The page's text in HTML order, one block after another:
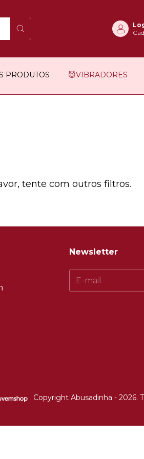
PRODUTOS 😈VIBRADORES
tente com outros filtros.
Newsletter
Copyright Abusadinha - 2026.